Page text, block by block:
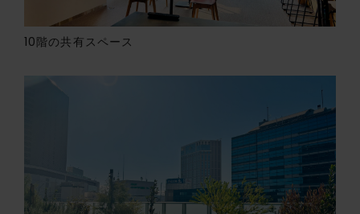
10階の共有スペース